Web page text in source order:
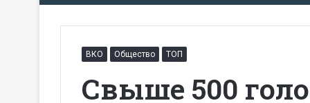
ВКО Общество ТОП
Свыше 500